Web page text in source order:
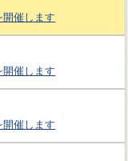
開催します
開催します
開催します